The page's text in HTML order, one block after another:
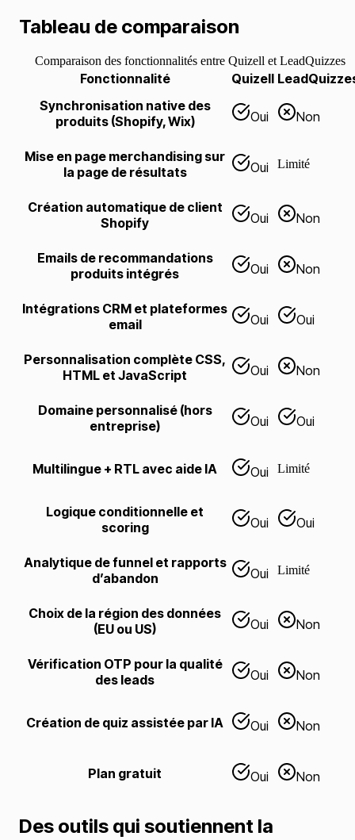
Tableau de comparaison
Comparaison des fonctionnalités entre Quizell et LeadQuizzes
Fonctionnalité Quizell
Synchronisation native des
produits (Shopify, Wix)
Oui Non
Mise en page merchandising sur
la page de résultats
Oui Limité
Création automatique de client
Shopify
Oui Non
Emails de recommandations
produits intégrés
Oui Non
Intégrations CRM et plateformes
email
Oui Oui
Personnalisation complète CSS,
HTML et JavaScript
Oui Non
Domaine personnalisé (hors
entreprise)
Oui Oui
Multilingue + RTL avec aide IA Oui Limité
Logique conditionnelle et
scoring
Oui Oui
Analytique de funnel et rapports
d’abandon
Oui Limité
Choix de la région des données
(EU ou US)
Oui Non
Vérification OTP pour la qualité
des leads
Oui Non
Création de quiz assistée par IA Oui Non
Plan gratuit Oui Non
Des outils qui soutiennent la